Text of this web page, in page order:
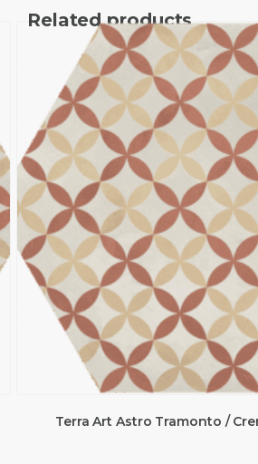
Related products
Terra Art Astro Tramonto /